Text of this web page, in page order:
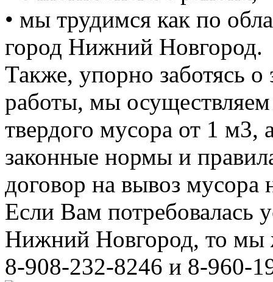
• мы трудимся как по
город Нижний Новгород.
Также, упорно заботясь
работы, мы
твердого мусора от 1 м3,
законные нормы и
договор на вывоз мусора
Если Вам потребовалась
Нижний Новгород, то мы
8-908-232-8246 и 8-960-